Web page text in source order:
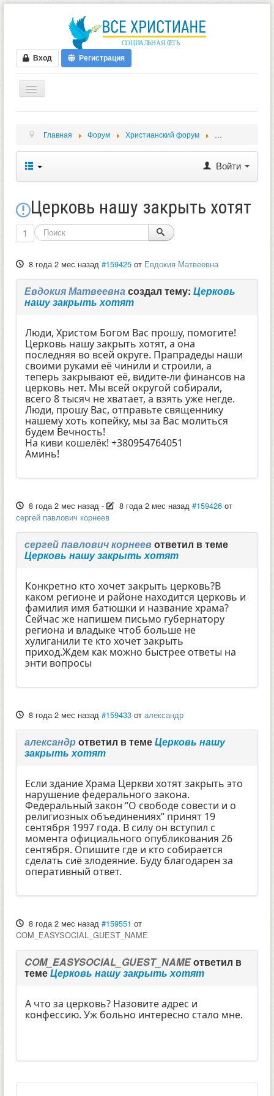
Вход Регистрация
ФОРУМ
ВИДЕО
БЛОГИ
МУЗЫКА
БИБЛИЯ
ОПРОСЫ
НОВОСТИ
Главная Форум Христианский форум Молитвенные
Войти
Церковь нашу закрыть хотят
1
8 года 2 мес назад #159425 от Евдокия Матвеевна
Евдокия Матвеевнасоздал тему: Церковь
нашу закрыть хотят
Люди, Христом Богом Вас прошу, помогите!
Церковь нашу закрыть хотят, а она
последняя во всей округе. Прапрадеды наши
своими руками её чинили и строили, а
теперь закрывают её, видите-ли финансов на
церковь нет. Мы всей округой собирали,
всего 8 тысяч не хватает, а взять уже негде.
Люди, прошу Вас, отправьте священнику
нашему хоть копейку, мы за Вас молиться
будем Вечность!
На киви кошелёк! +380954764051
Аминь!
8 года 2 мес назад - 8 года 2 мес назад #159426 от
сергей павлович корнеев
сергей павлович корнеевответил в теме
Церковь нашу закрыть хотят
Конкретно кто хочет закрыть церковь?В
каком регионе и районе находится церковь и
фамилия имя батюшки и название храма?
Сейчас же напишем письмо губернатору
региона и владыке чтоб больше не
хулиганили те кто хочет закрыть
приход.Ждем как можно быстрее ответы на
энти вопросы
8 года 2 мес назад #159433 оталександр
александрответил в темеЦерковь нашу
закрыть хотят
Если здание Храма Церкви хотят закрыть это
нарушение федерального закона.
Федеральный закон “О свободе совести и о
религиозных объединениях” принят 19
сентября 1997 года. В силу он вступил с
момента официального опубликования 26
сентября. Опишите где и кто собирается
сделать сиё злодеяние. Буду благодарен за
оперативный ответ.
8 года 2 мес назад #159551 от
COM_EASYSOCIAL_GUEST_NAME
COM_EASYSOCIAL_GUEST_NAMEответил в
темеЦерковь нашу закрыть хотят
А что за церковь? Назовите адрес и
конфессию. Уж больно интересно стало мне.